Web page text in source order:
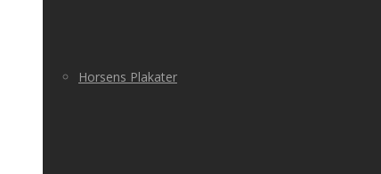
Horsens Plakater